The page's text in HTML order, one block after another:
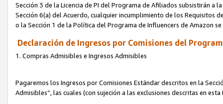
Sección 3 de la Licencia de PI del Programa de Afiliados subsistirán
Sección 6(a) del Acuerdo, cualquier incumplimiento de los Requisitos
o la Sección 1 de la Política del Programa de Influencers de Amazon
Declaración de Ingresos por Comisiones del
1. Compras Admisibles e Ingresos Admisibles
Pagaremos los Ingresos por Comisiones Estándar descritos en la
Admisibles”, las cuales (con sujeción a las exclusiones descritas en